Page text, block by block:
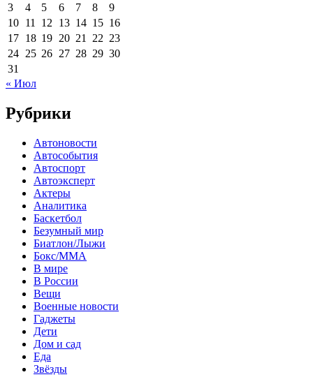
3
4 5 6 7 8
9
10 11 12 13 14 15 16
17 18 19 20 21 22 23
24 25 26 27 28 29 30
31
« Июл
Рубрики
Автоновости
Автособытия
Автоспорт
Автоэксперт
Актеры
Аналитика
Баскетбол
Безумный мир
Биатлон/Лыжи
Бокс/MMA
В мире
В России
Вещи
Военные новости
Гаджеты
Дети
Дом и сад
Еда
Звёзды